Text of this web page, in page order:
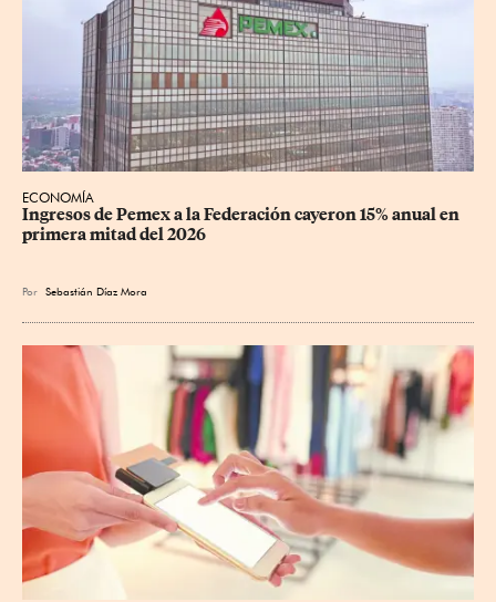
ECONOMÍA
Ingresos de Pemex a la Federación cayeron 15% anual en
primera mitad del 2026
Por Sebastián Díaz Mora